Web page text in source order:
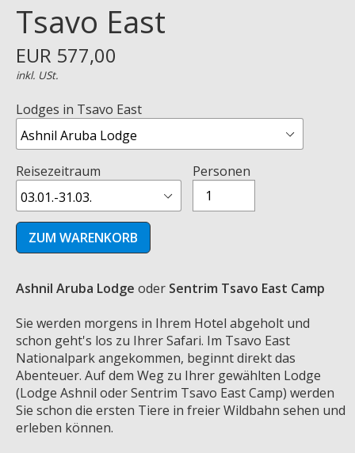
Tsavo East
EUR 577,00
inkl. USt.
Lodges in Tsavo East
Reisezeitraum Personen
Ashnil Aruba Lodge oder Sentrim Tsavo East Camp
Sie werden morgens in Ihrem Hotel abgeholt und
schon geht's los zu Ihrer Safari. Im Tsavo East
Nationalpark angekommen, beginnt direkt das
Abenteuer. Auf dem Weg zu Ihrer gewählten Lodge
(Lodge Ashnil oder Sentrim Tsavo East Camp) werden
Sie schon die ersten Tiere in freier Wildbahn sehen und
erleben können.